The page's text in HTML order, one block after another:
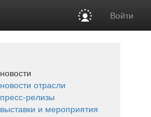
Войти
новости
новости отрасли
пресс-релизы
выставки и мероприятия